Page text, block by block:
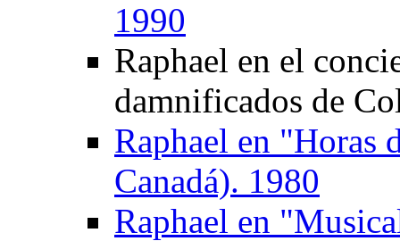
1990
Raphael en el
damnificados de
Raphael en "Horas
Canadá). 1980
Raphael en